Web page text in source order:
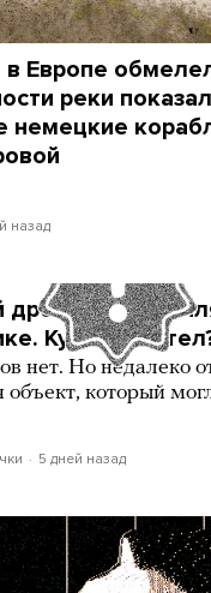
Европе
реки
немецкие
назад
дрон попал по
Куда он
нет. Но недалеко
объект, который
5 дней назад